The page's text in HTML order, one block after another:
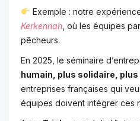
Exemple : notre
Kerkennah , où les équipes
pêcheurs.
En 2025, le séminaire
humain, plus solidaire,
entreprises françaises qui
équipes doivent intégrer ces